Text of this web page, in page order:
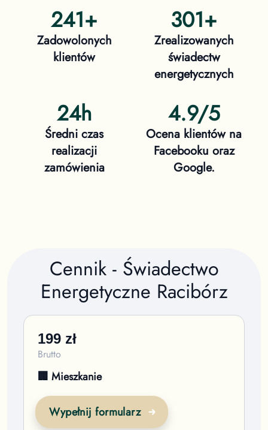
241+
Zadowolonych
klientów
301+
Zrealizowanych
świadectw
energetycznych
24h
Średni czas
realizacji
zamówienia
4.9/5
Ocena klientów na
Facebooku oraz
Google.
Cennik - Świadectwo
Energetyczne Racibórz
199 zł
Brutto
🏢 Mieszkanie
Wypełnij formularz